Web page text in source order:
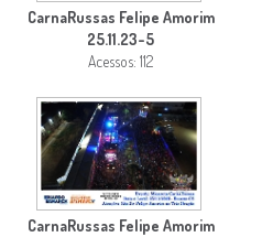
CarnaRussas Felipe Amorim
25.11.23-5
Acessos: 112
CarnaRussas Felipe Amorim